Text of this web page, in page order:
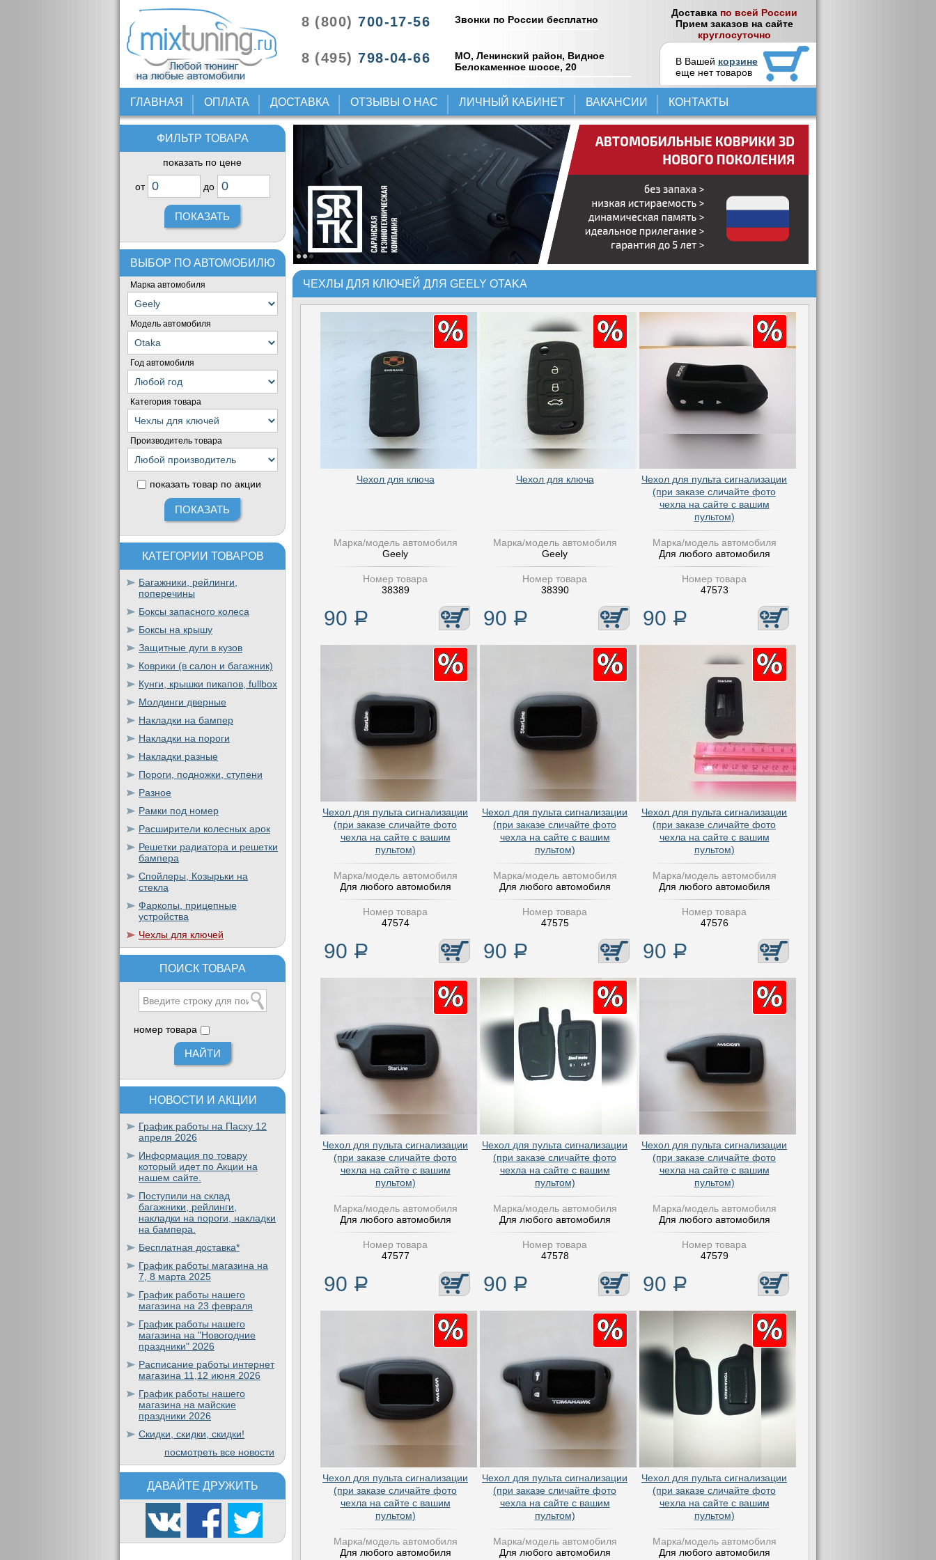
8 (800) 700-17-56
8 (495) 798-04-66
Звонки по России бесплатно
МО, Ленинский район, Видное
Белокаменное шоссе, 20
Доставка по всей России
Прием заказов на сайте
круглосуточно
В Вашей корзине
еще нет товаров
ГЛАВНАЯ ОПЛАТА ДОСТАВКА ОТЗЫВЫ О НАС ЛИЧНЫЙ КАБИНЕТ ВАКАНСИИ КОНТАКТЫ
ФИЛЬТР ТОВАРА
показать по цене
от до
ВЫБОР ПО АВТОМОБИЛЮ
Марка автомобиля
Модель автомобиля
Год автомобиля
Категория товара
Производитель товара
показать товар по акции
КАТЕГОРИИ ТОВАРОВ
Багажники, рейлинги,
поперечины
Боксы запасного колеса
Боксы на крышу
Защитные дуги в кузов
Коврики (в салон и багажник)
Кунги, крышки пикапов, fullbox
Молдинги дверные
Накладки на бампер
Накладки на пороги
Накладки разные
Пороги, подножки, ступени
Разное
Рамки под номер
Расширители колесных арок
Решетки радиатора и решетки
бампера
Спойлеры, Козырьки на
стекла
Фаркопы, прицепные
устройства
Чехлы для ключей
ПОИСК ТОВАРА
номер товара
НОВОСТИ И АКЦИИ
График работы на Пасху 12
апреля 2026
Информация по товару
который идет по Акции на
нашем сайте.
Поступили на склад
багажники, рейлинги,
накладки на пороги, накладки
на бампера.
Бесплатная доставка*
График работы магазина на
7, 8 марта 2025
График работы нашего
магазина на 23 февраля
График работы нашего
магазина на "Новогодние
праздники" 2026
Расписание работы интернет
магазина 11,12 июня 2026
График работы нашего
магазина на майские
праздники 2026
Скидки, скидки, скидки!
посмотреть все новости
ДАВАЙТЕ ДРУЖИТЬ
ЧЕХЛЫ ДЛЯ КЛЮЧЕЙ ДЛЯ GEELY OTAKA
Чехол для ключа
Марка/модель автомобиля
Geely
Номер товара
38389
90 Р
Чехол для ключа
Марка/модель автомобиля
Geely
Номер товара
38390
90 Р
Чехол для пульта сигнализации
(при заказе сличайте фото
чехла на сайте с вашим
пультом)
Марка/модель автомобиля
Для любого автомобиля
Номер товара
47573
90 Р
Чехол для пульта сигнализации
(при заказе сличайте фото
чехла на сайте с вашим
пультом)
Марка/модель автомобиля
Для любого автомобиля
Номер товара
47574
90 Р
Чехол для пульта сигнализации
(при заказе сличайте фото
чехла на сайте с вашим
пультом)
Марка/модель автомобиля
Для любого автомобиля
Номер товара
47575
90 Р
Чехол для пульта сигнализации
(при заказе сличайте фото
чехла на сайте с вашим
пультом)
Марка/модель автомобиля
Для любого автомобиля
Номер товара
47576
90 Р
Чехол для пульта сигнализации
(при заказе сличайте фото
чехла на сайте с вашим
пультом)
Марка/модель автомобиля
Для любого автомобиля
Номер товара
47577
90 Р
Чехол для пульта сигнализации
(при заказе сличайте фото
чехла на сайте с вашим
пультом)
Марка/модель автомобиля
Для любого автомобиля
Номер товара
47578
90 Р
Чехол для пульта сигнализации
(при заказе сличайте фото
чехла на сайте с вашим
пультом)
Марка/модель автомобиля
Для любого автомобиля
Номер товара
47579
90 Р
Чехол для пульта сигнализации
(при заказе сличайте фото
чехла на сайте с вашим
пультом)
Марка/модель автомобиля
Для любого автомобиля
Чехол для пульта сигнализации
(при заказе сличайте фото
чехла на сайте с вашим
пультом)
Марка/модель автомобиля
Для любого автомобиля
Чехол для пульта сигнализации
(при заказе сличайте фото
чехла на сайте с вашим
пультом)
Марка/модель автомобиля
Для любого автомобиля